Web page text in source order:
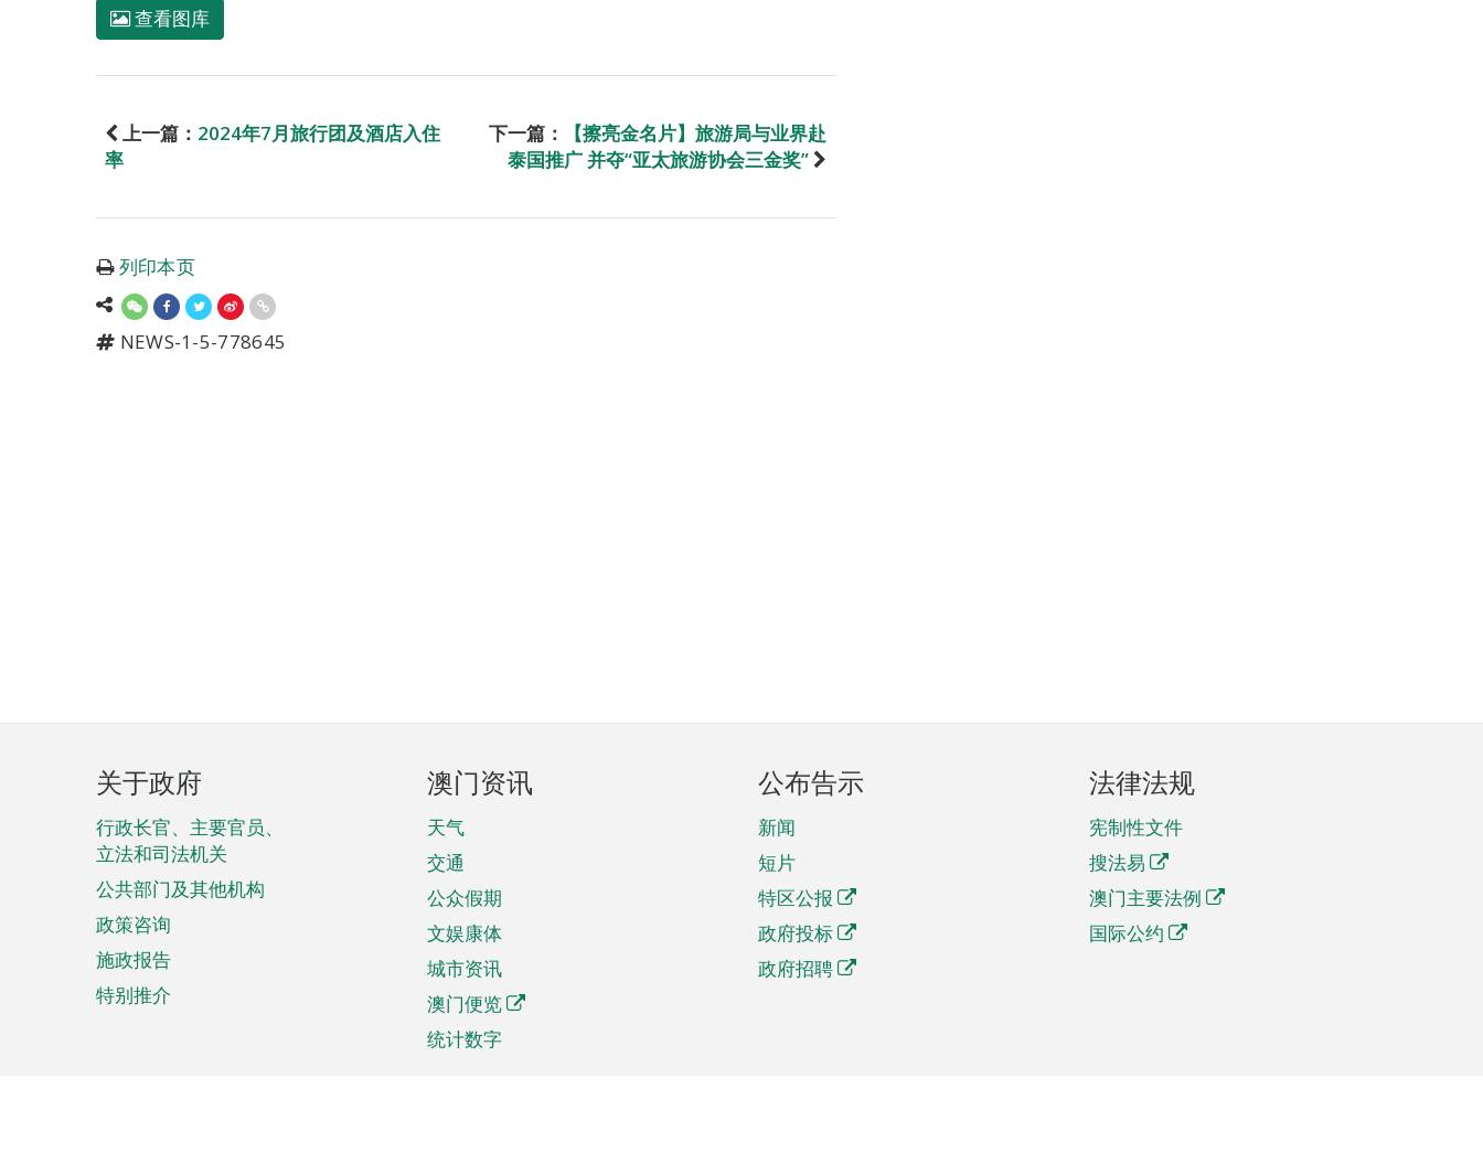
查看图库
上一篇： 2024年7月旅行团及酒店入住
率
下一篇：
【擦亮金名片】旅游局与业界赴
泰国推广 并夺“亚太旅游协会三金奖”
列印本页
NEWS-1-5-778645
页
脚
菜
单
关于政府
行政长官、主要官员、
立法和司法机关
公共部门及其他机构
政策咨询
施政报告
特别推介
澳门资讯
天气
交通
公众假期
文娱康体
城市资讯
澳门便览
统计数字
公布告示
新闻
短片
特区公报
政府投标
政府招聘
法律法规
宪制性文件
搜法易
澳门主要法例
国际公约